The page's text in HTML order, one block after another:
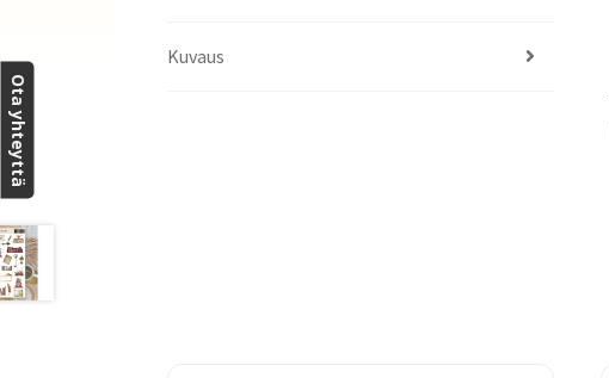
Kuvaus
Ota yhteyttä